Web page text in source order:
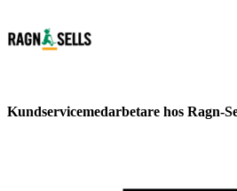
Kundservicemedarbetare hos Ragn-